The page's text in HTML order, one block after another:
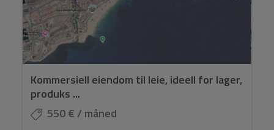
Kommersiell eiendom til leie, ideell for lager,
produks ...
550 € / måned